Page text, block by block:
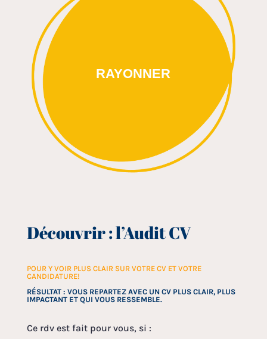
RAYONNER
Découvrir : l’Audit CV
POUR Y VOIR PLUS CLAIR SUR VOTRE CV ET VOTRE
CANDIDATURE!
RÉSULTAT : VOUS REPARTEZ AVEC UN CV PLUS CLAIR, PLUS
IMPACTANT ET QUI VOUS RESSEMBLE.
Ce rdv est fait pour vous, si :